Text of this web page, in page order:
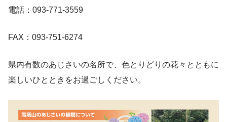
電話：093-771-3559
FAX：093-751-6274
県内有数のあじさいの名所で、色とりどりの花々とともに
楽しいひとときをお過ごしください。